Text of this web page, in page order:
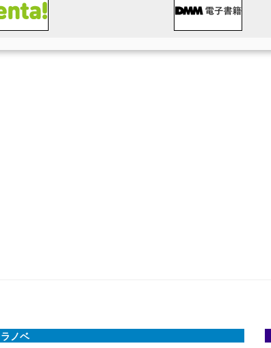
ラノベ